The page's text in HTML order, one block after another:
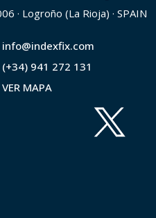
· Logroño (La Rioja) · SPAIN
info@indexfix.com
(+34) 941 272 131
VER MAPA